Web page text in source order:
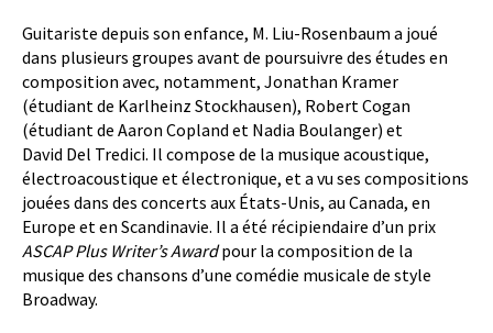
Guitariste depuis son enfance, M. Liu-Rosenbaum a joué
dans plusieurs groupes avant de poursuivre des études en
composition avec, notamment, Jonathan Kramer
(étudiant de Karlheinz Stockhausen), Robert Cogan
(étudiant de Aaron Copland et Nadia Boulanger) et
David Del Tredici. Il compose de la musique acoustique,
électroacoustique et électronique, et a vu ses compositions
jouées dans des concerts aux États-Unis, au Canada, en
Europe et en Scandinavie. Il a été récipiendaire d’un prix
ASCAP Plus Writer’s Awardpour la composition de la
musique des chansons d’une comédie musicale de style
Broadway.